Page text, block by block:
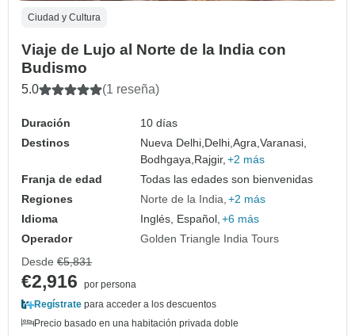
Ciudad y Cultura
Viaje de Lujo al Norte de la India con
Budismo
5.0 (1 reseña)
Duración
10 días
Destinos
Nueva Delhi, Delhi,Agra,Varanasi,
Bodhgaya, Rajgir, +2 más
Franja de edad
Todas las edades son bienvenidas
Regiones
Norte de la India +2 más
Idioma
Inglés, Español, +6 más
Operador
Golden Triangle India Tours
Desde €5,831
€2,916
por persona
Regístrate para acceder a los descuentos
Precio basado en una habitación privada doble